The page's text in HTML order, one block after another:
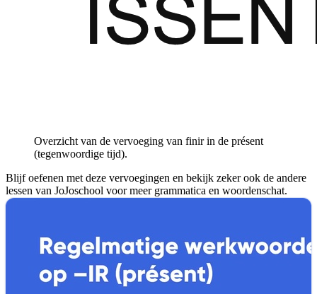
Overzicht van de vervoeging van finir in de présent
(tegenwoordige tijd).
Blijf oefenen met deze vervoegingen en bekijk zeker ook de andere
lessen van JoJoschool voor meer grammatica en woordenschat.